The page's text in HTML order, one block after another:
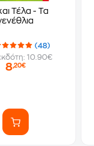
Τέλα - Τα
(48)
10.90€
8,20€